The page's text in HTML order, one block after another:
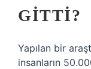
GITTI?
Yapılan bir
insanların